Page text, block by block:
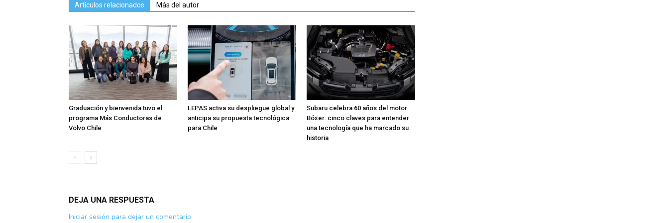
Artículos relacionados Más del autor
Graduación y bienvenida tuvo el
programa Más Conductoras de
Volvo Chile
LEPAS activa su despliegue global y
anticipa su propuesta tecnológica
para Chile
Subaru celebra 60 años del motor
Bóxer: cinco claves para entender
una tecnología que ha marcado su
historia
DEJA UNA RESPUESTA
Iniciar sesión para dejar un comentario